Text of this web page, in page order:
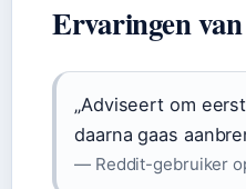
Ervaringen
„Adviseert om
daarna gaas
— Reddit-gebruiker